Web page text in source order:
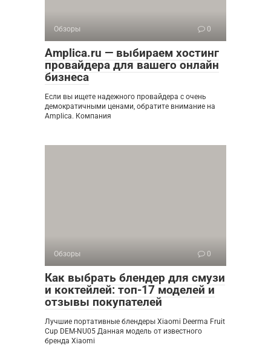
Обзоры 0
Amplica.ru — выбираем хостинг
провайдера для вашего онлайн
бизнеса
Если вы ищете надежного провайдера с очень
демократичными ценами, обратите внимание на
Amplica. Компания
Обзоры 0
Как выбрать блендер для смузи
и коктейлей: топ-17 моделей и
отзывы покупателей
Лучшие портативные блендеры Xiaomi Deerma Fruit
Cup DEM-NU05 Данная модель от известного
бренда Xiaomi